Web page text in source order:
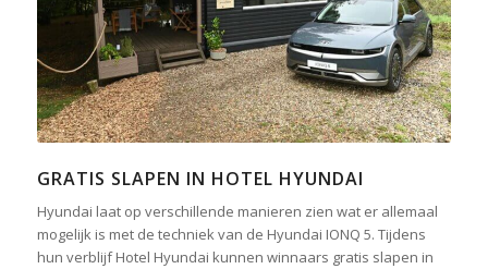
GRATIS SLAPEN IN HOTEL HYUNDAI
Hyundai laat op verschillende manieren zien wat er allemaal
mogelijk is met de techniek van de Hyundai IONQ 5. Tijdens
hun verblijf Hotel Hyundai kunnen winnaars gratis slapen in